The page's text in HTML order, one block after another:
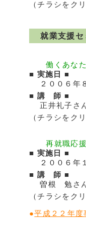
（チラシをク
就業支援セ
働くあな
■ 実施日 ■
２００６年
■ 講 師 ■
正井礼子さ
（チラシをク
再就職応
■ 実施日 ■
２００６年
■ 講 師 ■
曽根 勉さん
（チラシをク
●平成２２年度